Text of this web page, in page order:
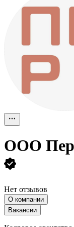
ООО
Нет отзывов
О компании
Вакансии